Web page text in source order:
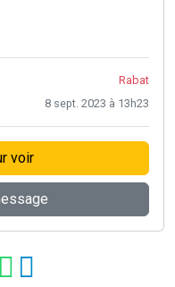
Rabat
8 sept. 2023 à 13h23
voir